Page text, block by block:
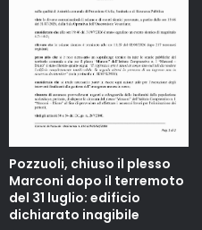
Pozzuoli, chiuso il plesso
Marconi dopo il terremoto
del 31 luglio: edificio
dichiarato inagibile